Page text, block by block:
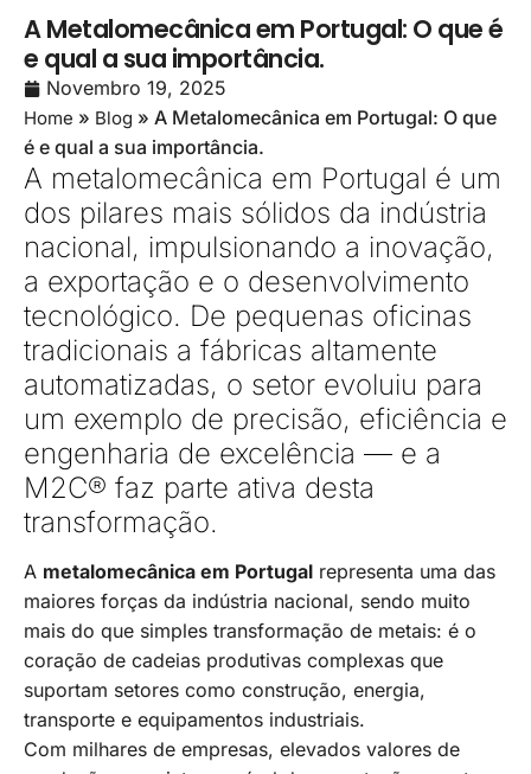
A Metalomecânica em Portugal: O que é
e qual a sua importância.
Novembro 19, 2025
Home » Blog » A Metalomecânica em Portugal: O que
é e qual a sua importância.
A metalomecânica em Portugal é um
dos pilares mais sólidos da indústria
nacional, impulsionando a inovação,
a exportação e o desenvolvimento
tecnológico. De pequenas oficinas
tradicionais a fábricas altamente
automatizadas, o setor evoluiu para
um exemplo de precisão, eficiência e
engenharia de excelência — e a
M2C® faz parte ativa desta
transformação.
A metalomecânica em Portugal representa uma das
maiores forças da indústria nacional, sendo muito
mais do que simples transformação de metais: é o
coração de cadeias produtivas complexas que
suportam setores como construção, energia,
transporte e equipamentos industriais.
Com milhares de empresas, elevados valores de